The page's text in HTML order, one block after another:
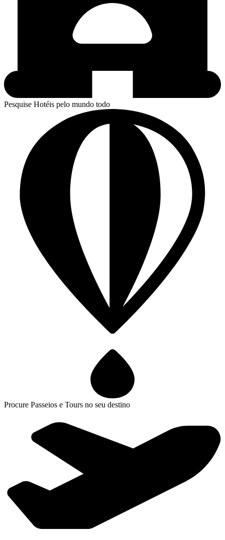
Pesquise Hotéis pelo mundo todo
Procure Passeios e Tours no seu destino